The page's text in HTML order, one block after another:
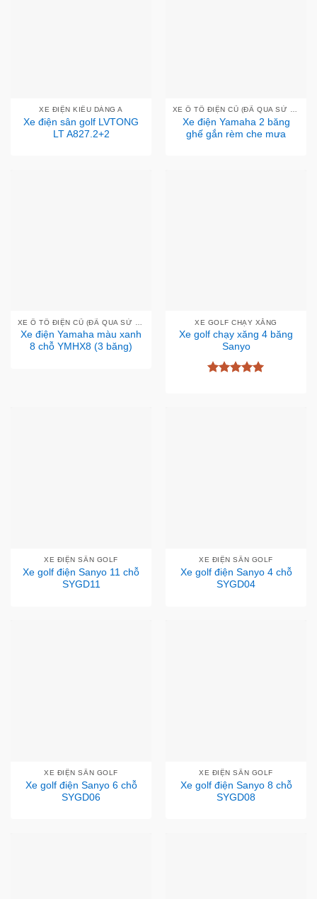
XE ĐIỆN KIỂU DÁNG A
Xe điện sân golf LVTONG
LT A827.2+2
Xe điện Yamaha 2 băng
ghế gắn rèm che mưa
Xe điện Yamaha màu xanh
8 chỗ YMHX8 (3 băng)
XE GOLF CHẠY XĂNG
Xe golf chạy xăng 4 băng
Sanyo
XE ĐIỆN SÂN GOLF
Xe golf điện Sanyo 11 chỗ
SYGD11
XE ĐIỆN SÂN GOLF
Xe golf điện Sanyo 4 chỗ
SYGD04
XE ĐIỆN SÂN GOLF
Xe golf điện Sanyo 6 chỗ
SYGD06
XE ĐIỆN SÂN GOLF
Xe golf điện Sanyo 8 chỗ
SYGD08